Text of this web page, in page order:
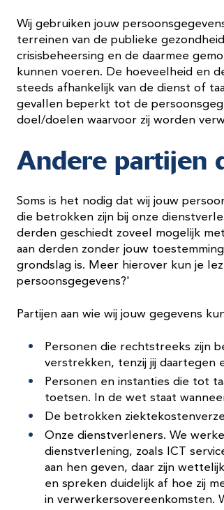
Wij gebruiken jouw
terreinen van de publieke
crisisbeheersing en de daarmee
kunnen voeren. De hoeveelheid en
steeds afhankelijk van de dienst of
gevallen beperkt tot de
doel/doelen waarvoor zij worden
Andere partijen
Soms is het nodig dat wij jouw
die betrokken zijn bij onze
derden geschiedt zoveel mogelijk
aan derden zonder jouw
grondslag is. Meer hierover kun je
persoonsgegevens?'
Partijen aan wie wij jouw gegevens
Personen die rechtstreeks zijn
verstrekken, tenzij jij daartegen
Personen en instanties die tot
toetsen. In de wet staat
De betrokken
Onze dienstverleners. We
dienstverlening, zoals ICT
aan hen geven, daar zijn
en spreken duidelijk af hoe zij
in verwerkersovereenkomsten.